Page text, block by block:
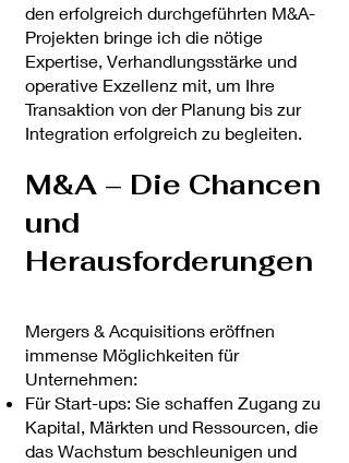
den erfolgreich durchgeführten M&A-
Projekten bringe ich die nötige
Expertise, Verhandlungsstärke und
operative Exzellenz mit, um Ihre
Transaktion von der Planung bis zur
Integration erfolgreich zu begleiten.
M&A – Die Chancen
und
Herausforderungen
Mergers & Acquisitions eröffnen
immense Möglichkeiten für
Unternehmen:
Für Start-ups: Sie schaffen Zugang zu
Kapital, Märkten und Ressourcen, die
das Wachstum beschleunigen und